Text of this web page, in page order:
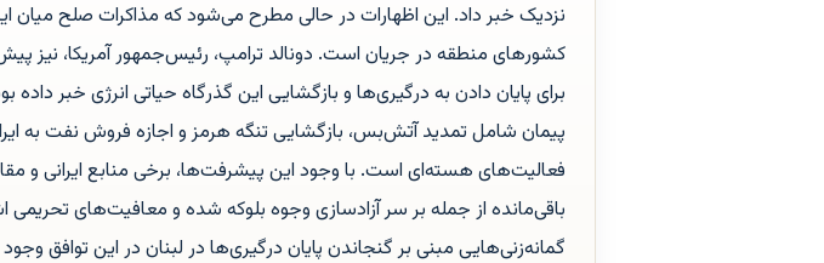
نزدیک خبر داد. این اظهارات در حالی مطرح می‌شود که مذاکرات صلح میان
کشورهای منطقه در جریان است. دونالد ترامپ، رئیس‌جمهور آمریکا، نیز
برای پایان دادن به درگیری‌ها و بازگشایی این گذرگاه حیاتی انرژی خبر
پیمان شامل تمدید آتش‌بس، بازگشایی تنگه هرمز و اجازه فروش نفت به
فعالیت‌های هسته‌ای است. با وجود این پیشرفت‌ها، برخی منابع ایرانی و
باقی‌مانده از جمله بر سر آزادسازی وجوه بلوکه شده و معافیت‌های تحریمی
گمانه‌زنی‌هایی مبنی بر گنجاندن پایان درگیری‌ها در لبنان در این توافق